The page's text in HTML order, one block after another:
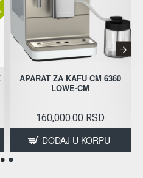
APARAT ZA KAFU CM 6360
LOWE-CM
160,000.00 RSD
DODAJ U KORPU